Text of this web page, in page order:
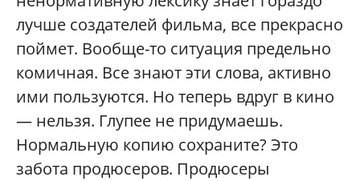
лучше создателей фильма, все прекрасно
поймет. Вообще-то ситуация предельно
комичная. Все знают эти слова, активно
ими пользуются. Но теперь вдруг в кино
— нельзя. Глупее не придумаешь.
Нормальную копию сохраните? Это
забота продюсеров. Продюсеры